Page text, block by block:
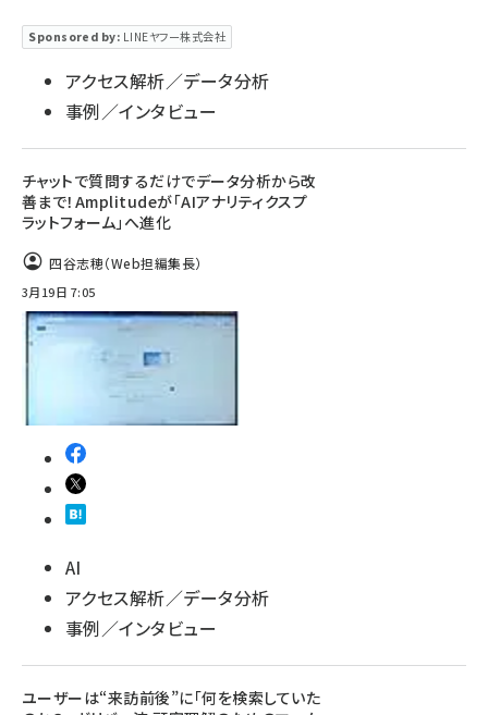
Sponsored by: LINEヤフー株式会社
アクセス解析／データ分析
事例／インタビュー
チャットで質問するだけでデータ分析から改
善まで！Amplitudeが「AIアナリティクスプ
ラットフォーム」へ進化
四谷志穂（Web担編集長）
3月19日 7:05
AI
アクセス解析／データ分析
事例／インタビュー
ユーザーは“来訪前後”に「何を検索していた